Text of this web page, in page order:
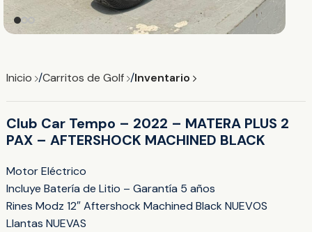
Inicio Carritos de Golf Inventario
Club Car Tempo – 2022 – MATERA PLUS 2
PAX – AFTERSHOCK MACHINED BLACK
Motor Eléctrico
Incluye Batería de Litio – Garantía 5 años
Rines Modz 12″ Aftershock Machined Black NUEVOS
Llantas NUEVAS